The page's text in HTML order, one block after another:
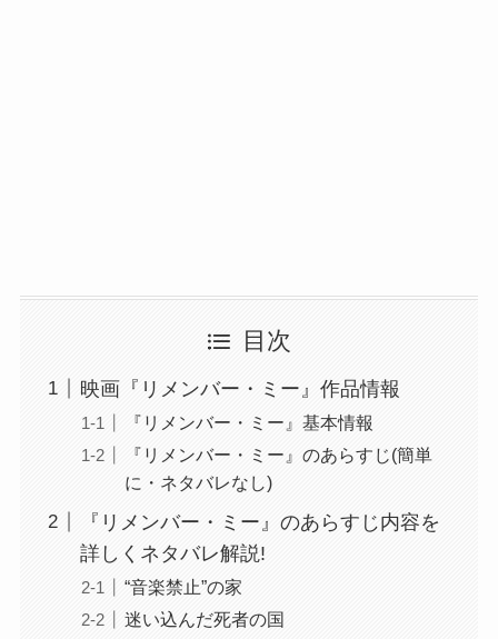
目次
映画『リメンバー・ミー』作品情報
『リメンバー・ミー』基本情報
『リメンバー・ミー』のあらすじ(簡単
に・ネタバレなし)
『リメンバー・ミー』のあらすじ内容を
詳しくネタバレ解説!
“音楽禁止”の家
迷い込んだ死者の国